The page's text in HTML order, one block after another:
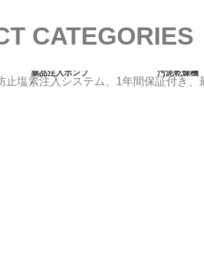
CATEGORIES
薬品注入ポンプ 汚泥乾燥機